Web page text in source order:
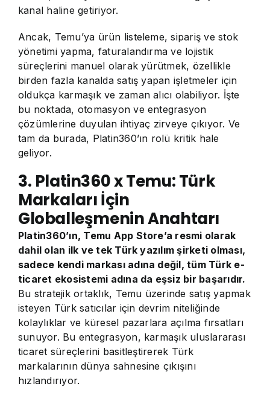
kanal haline getiriyor.
Ancak, Temu’ya ürün listeleme, sipariş ve stok
yönetimi yapma, faturalandırma ve lojistik
süreçlerini manuel olarak yürütmek, özellikle
birden fazla kanalda satış yapan işletmeler için
oldukça karmaşık ve zaman alıcı olabiliyor. İşte
bu noktada, otomasyon ve entegrasyon
çözümlerine duyulan ihtiyaç zirveye çıkıyor. Ve
tam da burada, Platin360’ın rolü kritik hale
geliyor.
3. Platin360 x Temu: Türk
Markaları İçin
Globalleşmenin Anahtarı
Platin360’ın, Temu App Store’a resmi olarak
dahil olan ilk ve tek Türk yazılım şirketi olması,
sadece kendi markası adına değil, tüm Türk e-
ticaret ekosistemi adına da eşsiz bir başarıdır.
Bu stratejik ortaklık, Temu üzerinde satış yapmak
isteyen Türk satıcılar için devrim niteliğinde
kolaylıklar ve küresel pazarlara açılma fırsatları
sunuyor. Bu entegrasyon, karmaşık uluslararası
ticaret süreçlerini basitleştirerek Türk
markalarının dünya sahnesine çıkışını
hızlandırıyor.